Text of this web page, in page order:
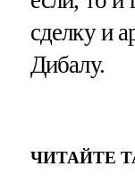
сделку и
Дибалу.
ЧИТАЙТЕ